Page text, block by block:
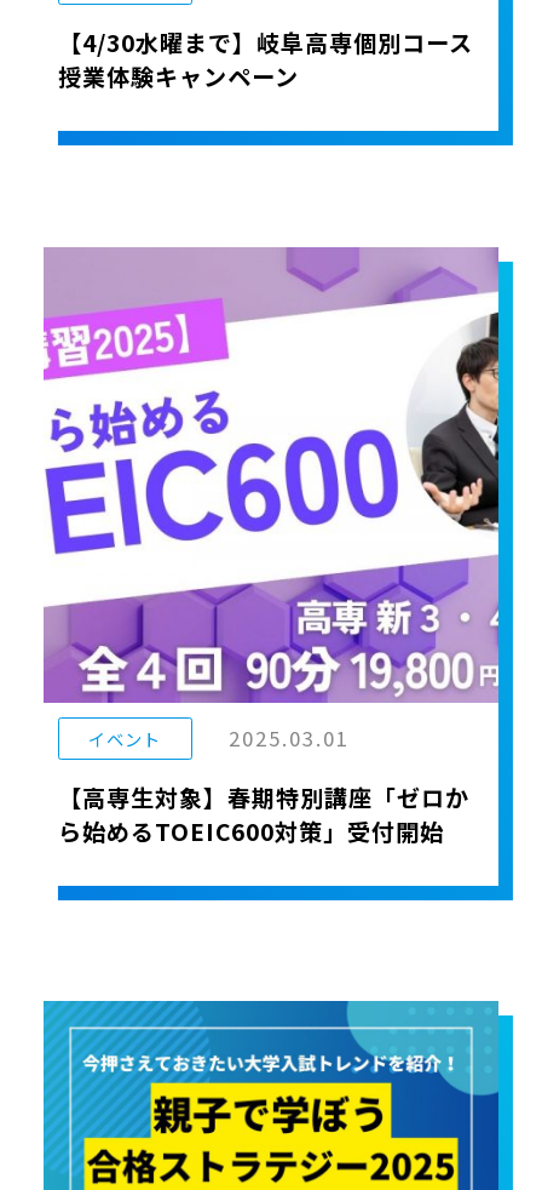
【4/30水曜まで】岐阜高専個別コース
授業体験キャンペーン
イベント 2025.03.01
【高専生対象】春期特別講座「ゼロか
ら始めるTOEIC600対策」受付開始